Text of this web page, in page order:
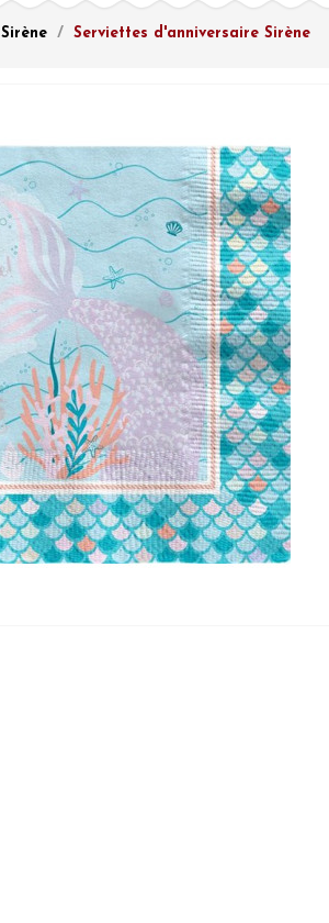
Sirène Serviettes d'anniversaire Sirène